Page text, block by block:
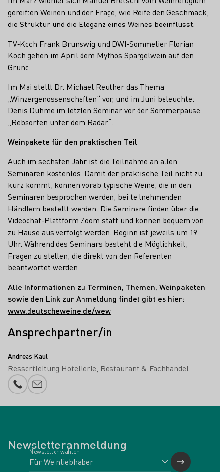
gereiften Weinen und der Frage, wie Reife den Geschmack,
die Struktur und die Eleganz eines Weines beeinflusst.
TV‑Koch Frank Brunswig und DWI‑Sommelier Florian
Koch gehen im April dem Mythos Spargelwein auf den
Grund.
Im Mai stellt Dr. Michael Reuther das Thema
„Winzergenossenschaften“ vor, und im Juni beleuchtet
Denis Duhme im letzten Seminar vor der Sommerpause
„Rebsorten unter dem Radar“.
Weinpakete für den praktischen Teil
Auch im sechsten Jahr ist die Teilnahme an allen
Seminaren kostenlos. Damit der praktische Teil nicht zu
kurz kommt, können vorab typische Weine, die in den
Seminaren besprochen werden, bei teilnehmenden
Händlern bestellt werden. Die Seminare finden über die
Videochat-Plattform Zoom statt und können bequem von
zu Hause aus verfolgt werden. Beginn ist jeweils um 19
Uhr. Während des Seminars besteht die Möglichkeit,
Fragen zu stellen, die direkt von den Referenten
beantwortet werden.
Alle Informationen zu Terminen, Themen, Weinpaketen
sowie den Link zur Anmeldung findet gibt es hier:
www.deutscheweine.de/wew
Ansprechpartner/in
Andreas Kaul
Ressortleitung Hotellerie, Restaurant & Fachhandel
Telefonnummer
E-Mail-Adresse
Newsletteranmeldung
Newsletter wählen